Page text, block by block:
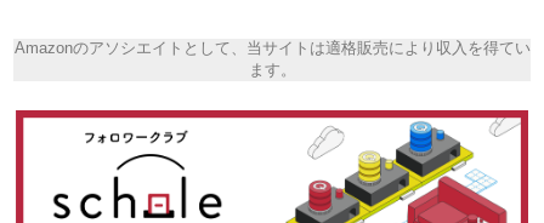
Amazonのアソシエイトとして、当サイトは適格販売により収入を得てい
ます。